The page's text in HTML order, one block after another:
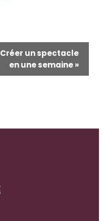
Créer un spectacle
en une semaine»